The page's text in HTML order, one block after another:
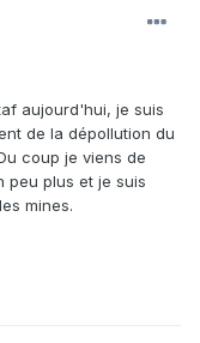
aujourd'hui, je suis
de la dépollution du
coup je viens de
peu plus et je suis
mines.